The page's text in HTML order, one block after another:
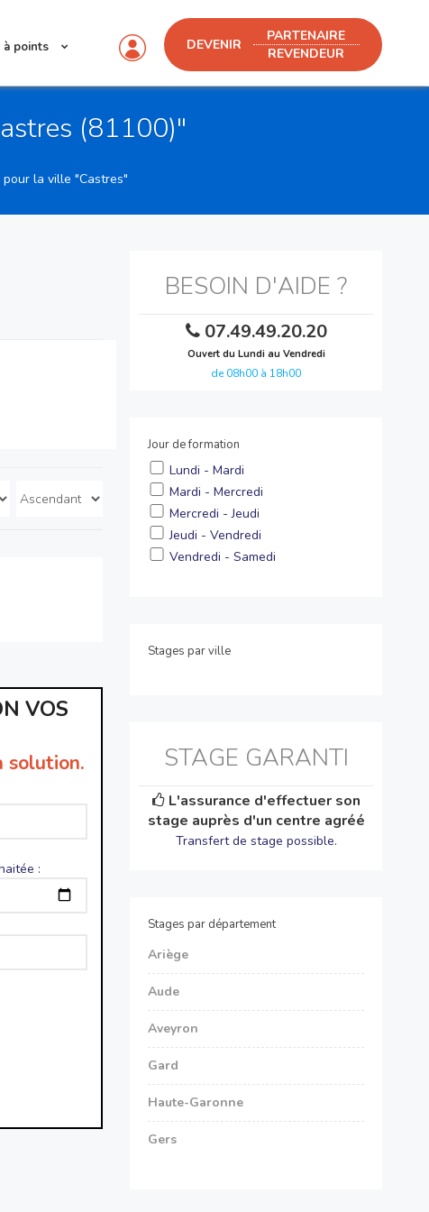
DEVENIR
PARTENAIRE
REVENDEUR
à points
(81100)"
la ville "Castres"
VOS
solution.
:
BESOIN D'AIDE ?
07.49.49.20.20
Ouvert du Lundi au Vendredi
de 08h00 à 18h00
Jour de formation
Lundi - Mardi
Mardi - Mercredi
Mercredi - Jeudi
Jeudi - Vendredi
Vendredi - Samedi
Stages par ville
STAGE GARANTI
L'assurance d'effectuer son
stage auprès d'un centre agréé
Transfert de stage possible.
Stages par département
Ariège
Aude
Aveyron
Gard
Haute-Garonne
Gers